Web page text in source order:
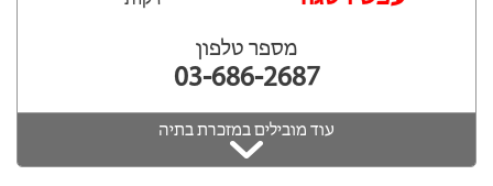
מספר טלפון
03-686-2687
עוד מובילים במזכרת בתיה